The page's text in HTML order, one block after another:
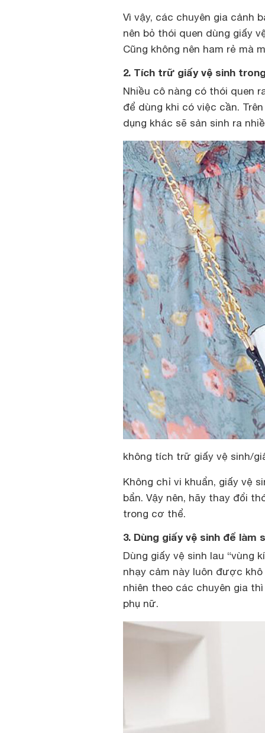
Vì vậy, các chuyên gia cảnh
nên bỏ thói quen dùng giấy
Cũng không nên ham rẻ mà
2. Tích trữ giấy vệ sinh
Nhiều cô nàng có thói quen
để dùng khi có việc cần.
dụng khác sẽ sản sinh ra
không tích trữ giấy vệ sinh/
Không chỉ vi khuẩn, giấy vệ
bẩn. Vậy nên, hãy thay đổi
trong cơ thể.
3. Dùng giấy vệ sinh để làm
Dùng giấy vệ sinh lau “vùng
nhạy cảm này luôn được
nhiên theo các chuyên gia
phụ nữ.